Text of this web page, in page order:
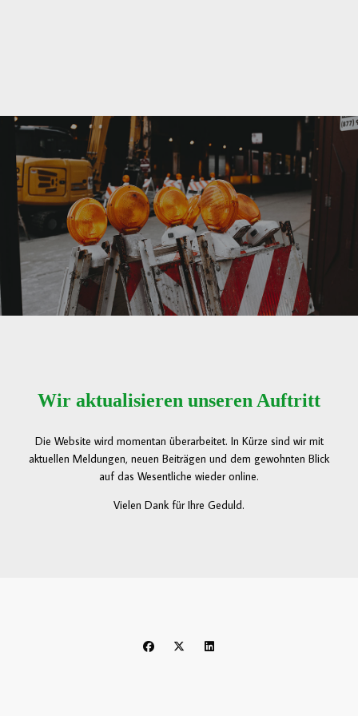
Wir aktualisieren unseren Auftritt
Die Website wird momentan überarbeitet. In Kürze sind wir mit
aktuellen Meldungen, neuen Beiträgen und dem gewohnten Blick
auf das Wesentliche wieder online.
Vielen Dank für Ihre Geduld.